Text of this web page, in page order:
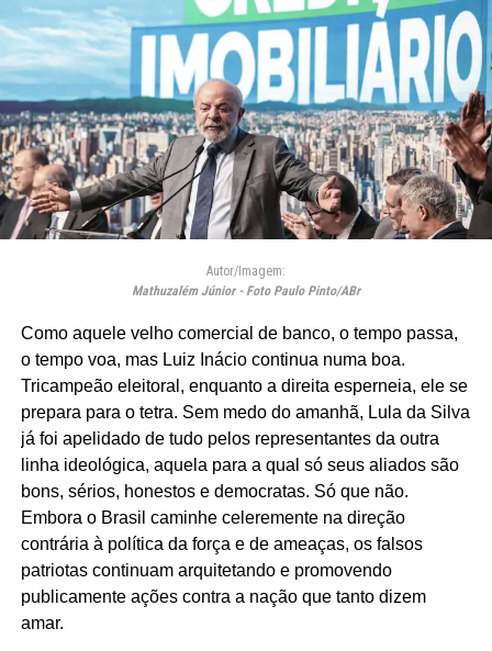
Autor/Imagem:
Mathuzalém Júnior - Foto Paulo Pinto/ABr
Como aquele velho comercial de banco, o tempo passa,
o tempo voa, mas Luiz Inácio continua numa boa.
Tricampeão eleitoral, enquanto a direita esperneia, ele se
prepara para o tetra. Sem medo do amanhã, Lula da Silva
já foi apelidado de tudo pelos representantes da outra
linha ideológica, aquela para a qual só seus aliados são
bons, sérios, honestos e democratas. Só que não.
Embora o Brasil caminhe celeremente na direção
contrária à política da força e de ameaças, os falsos
patriotas continuam arquitetando e promovendo
publicamente ações contra a nação que tanto dizem
amar.